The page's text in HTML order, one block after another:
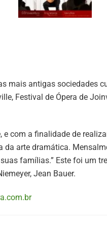
mais antigas sociedades
Festival de Ópera de
com a finalidade de
arte dramática.
famílias.” Este foi um
Jean Bauer.